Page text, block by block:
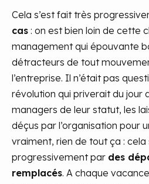
Cela s’est fait très
cas : on est bien loin de cette
management qui épouvante
détracteurs de tout
l’entreprise. Il n’était pas
révolution qui priverait du jour
managers de leur statut, les
déçus par l’organisation pour
vraiment, rien de tout ça : cela
progressivement par des
remplacés. A chaque